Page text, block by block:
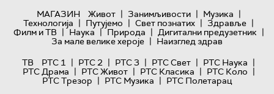
МАГАЗИН
Живот | Занимљивости | Музика |
Технологијa | Путујемо | Свет познатих | Здравље |
Филм и ТВ | Наука | Природа | Дигитални предузетник |
За мале велике хероје | Наизглед здрав
ТВ
РТС 1 | РТС 2 | РТС 3 | РТС Свет | РТС Наука |
РТС Драма | РТС Живот | РТС Класика | РТС Коло |
РТС Трезор | РТС Музика | РТС Полетарац